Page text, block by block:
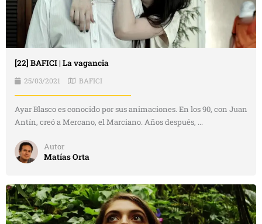
[22] BAFICI | La vagancia
25/03/2021 BAFICI
Ayar Blasco es conocido por sus animaciones. En los 90, con Juan
Antín, creó a Mercano, el Marciano. Años después, ...
Autor
Matías Orta